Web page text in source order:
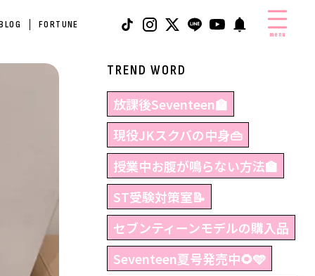
FORTUNE
menu
TREND WORD
放課後Seventeen🏫
現役JKスクバの中身👜
授業中お腹が鳴らない方法🏫
ST受験対策室📝
セブンティーンモデルの購入品
Seventeen夏号発売中🌻🩵